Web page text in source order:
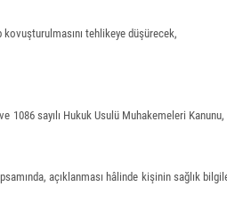
tehlikeye düşürecek,
1086 sayılı Hukuk Usulü Muhakemeleri
açıklanması hâlinde kişinin sağlık